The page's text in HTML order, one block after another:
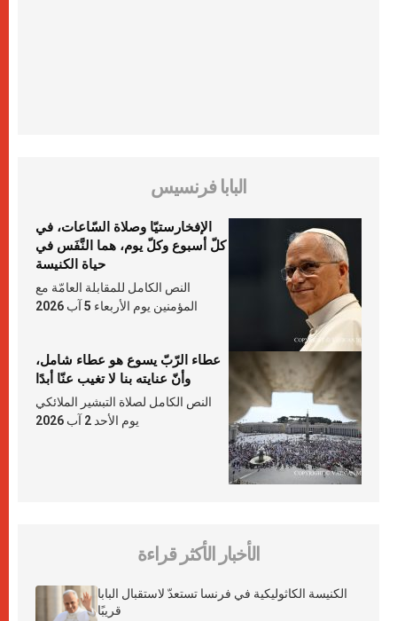
البابا فرنسيس
الإفخارستيّا وصلاة السّاعات، في
كلّ أسبوع وكلّ يوم، هما النَّفَس في
حياة الكنيسة
النص الكامل للمقابلة العامّة مع
المؤمنين يوم الأربعاء 5 آب 2026
عطاء الرّبّ يسوع هو عطاء شامل،
وأنّ عنايته بنا لا تغيب عنّا أبدًا
النص الكامل لصلاة التبشير الملائكي
يوم الأحد 2 آب 2026
الأخبار الأكثر قراءة
الكنيسة الكاثوليكية في فرنسا تستعدّ لاستقبال البابا
قريبًا